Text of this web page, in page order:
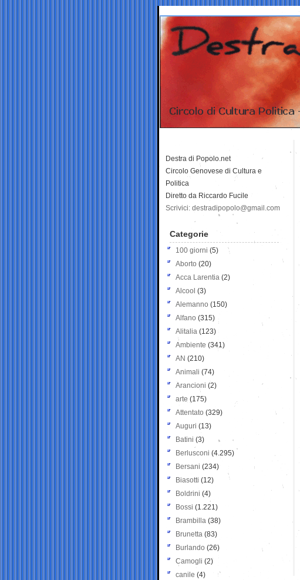
Destra di Popolo.net
Circolo Genovese di Cultura e
Politica
Diretto da Riccardo Fucile
Scrivici: destradipopolo@gmail.com
Categorie
100 giorni (5)
Aborto (20)
Acca Larentia (2)
Alcool (3)
Alemanno (150)
Alfano (315)
Alitalia (123)
Ambiente (341)
AN (210)
Animali (74)
Arancioni (2)
arte (175)
Attentato (329)
Auguri (13)
Batini (3)
Berlusconi (4.295)
Bersani (234)
Biasotti (12)
Boldrini (4)
Bossi (1.221)
Brambilla (38)
Brunetta (83)
Burlando (26)
Camogli (2)
canile (4)